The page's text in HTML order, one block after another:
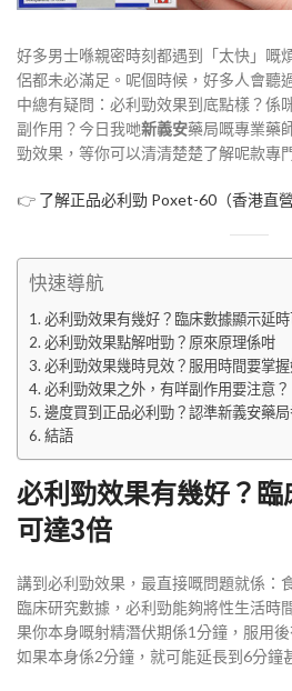
好多男士喺親密時刻都遇到「太快」嘅
侶都未必滿足。呢個時候，好多人會聽
中總有疑問：必利勁效果到底點樣？係
副作用？今日我哋新義安藥局嘅專業藥
勁效果，等你可以清清楚楚了解呢款專
👉 了解正品必利勁 Poxet-60（香港直營
快速導航
必利勁效果有幾好？臨床數據顯示延
必利勁效果點解咁勁？原來原理係咁
必利勁效果幾時見效？服用時間要掌
必利勁效果之外，有咩副作用要注意？
邊度買到正品必利勁？認準新義安藥
結語
必利勁效果有幾好？
可達3倍
講到必利勁效果，最直接嘅問題就係：
臨床研究數據，必利勁能夠將性生活時
果你本身嘅射精潛伏期係1分鐘，服用
如果本身係2分鐘，就可能延長到6分鐘